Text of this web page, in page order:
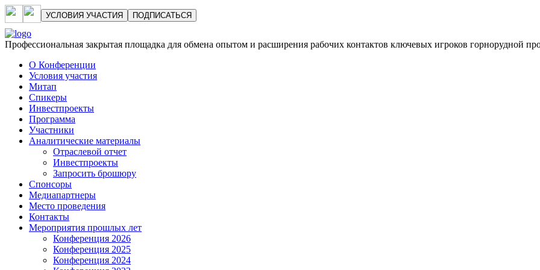
УСЛОВИЯ УЧАСТИЯ ПОДПИСАТЬСЯ
Профессиональная закрытая площадка для обмена опытом и расширения рабочих контактов ключевых игроков горнорудной
О Конференции
Условия участия
Митап
Спикеры
Инвестпроекты
Программа
Участники
Аналитические материалы
Отраслевой отчет
Инвестпроекты
Запросить брошюру
Спонсоры
Медиапартнеры
Место проведения
Контакты
Мероприятия прошлых лет
Конференция 2026
Конференция 2025
Конференция 2024